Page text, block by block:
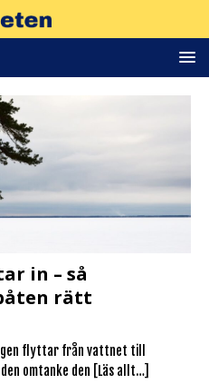
in – så
rätt
flyttar från vattnet till
omtanke den
[Läs allt…]